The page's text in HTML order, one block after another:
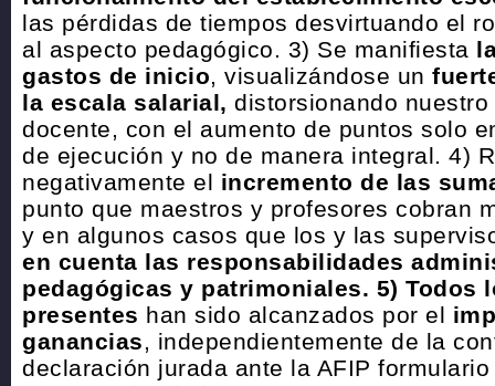
las pérdidas de tiempos desvirtuando el
al aspecto pedagógico. 3) Se manifiesta
gastos de inicio, visualizándose un
la escala salarial, distorsionando
docente, con el aumento de puntos solo
de ejecución y no de manera integral. 4)
negativamente el incremento de las
punto que maestros y profesores cobran
y en algunos casos que los y las
en cuenta las responsabilidades
pedagógicas y patrimoniales. 5) Todos
presentes han sido alcanzados por el
ganancias, independientemente de la
declaración jurada ante la AFIP